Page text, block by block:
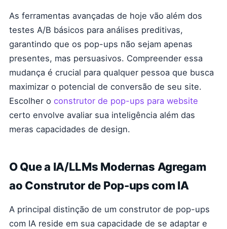
As ferramentas avançadas de hoje vão além dos
testes A/B básicos para análises preditivas,
garantindo que os pop-ups não sejam apenas
presentes, mas persuasivos. Compreender essa
mudança é crucial para qualquer pessoa que busca
maximizar o potencial de conversão de seu site.
Escolher o construtor de pop-ups para website
certo envolve avaliar sua inteligência além das
meras capacidades de design.
O Que a IA/LLMs Modernas Agregam
ao Construtor de Pop-ups com IA
A principal distinção de um construtor de pop-ups
com IA reside em sua capacidade de se adaptar e